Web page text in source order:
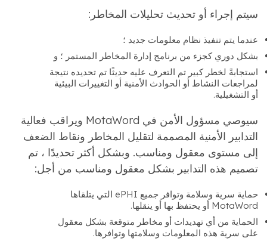
سيتم إجراء أو تحديث تحليلات المخاطر:
عندما يتم تنفيذ نظام معلومات جديد ؛
بشكل دوري كجزء من برنامج إدارة المخاطر المستمر ؛ و
استجابةً لخطر كبير تم التعرف عليه حديثًا تم تحديده نتيجة
لمراجعات النشاط أو الحوادث الأمنية أو التغييرات البيئية
أو التشغيلية.
سيوصي مسؤول الأمن في MotaWord ويراقب فعالية
التدابير الأمنية المصممة لتقليل المخاطر ونقاط الضعف
إلى مستوى معقول ومناسب. وبشكل أكثر تحديدًا ، تم
تصميم هذه التدابير بشكل معقول ومناسب من أجل:
حماية سرية وسلامة وتوافر جميع ePHI التي يتلقاها
MotaWord أو يحتفظ بها أو ينقلها.
الحماية من أي تهديدات أو مخاطر متوقعة بشكل معقول
على سرية هذه المعلومات وسلامتها وتوافرها.